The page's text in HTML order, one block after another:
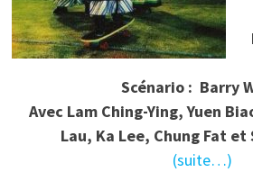
Scénario : Barry
Avec Lam Ching-Ying, Yuen
Lau, Ka Lee, Chung Fat et
(suite…)